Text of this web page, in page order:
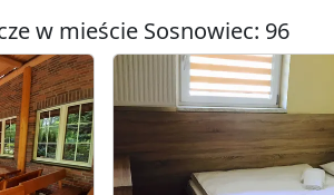
w mieście Sosnowiec: 96